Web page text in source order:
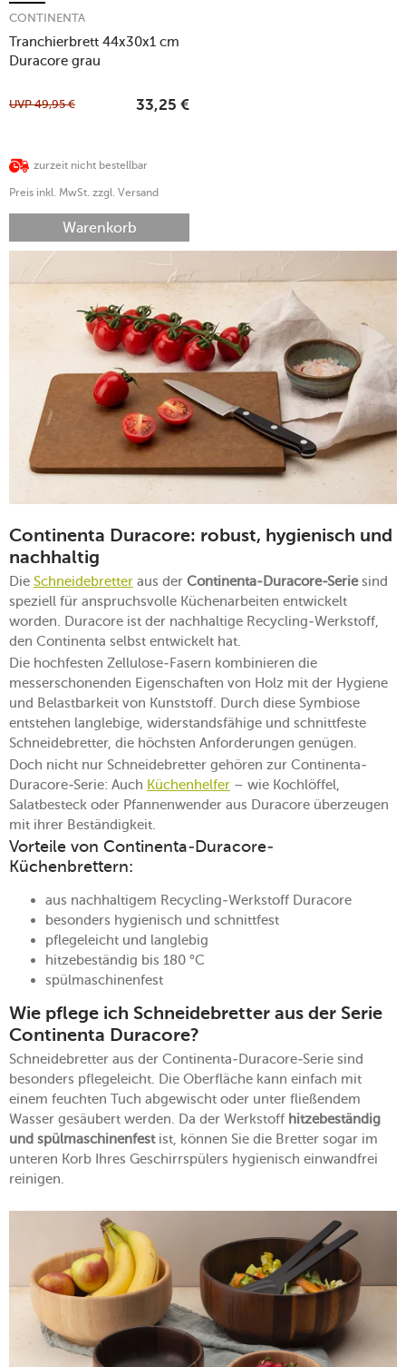
Tranchierbrett 44x30x1 cm
Duracore grau
CONTINENTA
zurzeit nicht bestellbar
UVP49,95 € 33,25 €
Preis inkl. MwSt. zzgl. Versand
Warenkorb
Continenta Duracore: robust, hygienisch und
nachhaltig
Die Schneidebretter aus der Continenta-Duracore-Seriesind
speziell für anspruchsvolle Küchenarbeiten entwickelt
worden. Duracore ist der nachhaltige Recycling-Werkstoff,
den Continenta selbst entwickelt hat.
Die hochfesten Zellulose-Fasern kombinieren die
messerschonenden Eigenschaften von Holz mit der Hygiene
und Belastbarkeit von Kunststoff. Durch diese Symbiose
entstehen langlebige, widerstandsfähige und schnittfeste
Schneidebretter, die höchsten Anforderungen genügen.
Doch nicht nur Schneidebretter gehören zur Continenta-
Duracore-Serie: Auch Küchenhelfer – wie Kochlöffel,
Salatbesteck oder Pfannenwender aus Duracore überzeugen
mit ihrer Beständigkeit.
Vorteile von Continenta-Duracore-
Küchenbrettern:
aus nachhaltigem Recycling-Werkstoff Duracore
besonders hygienisch und schnittfest
pflegeleicht und langlebig
hitzebeständig bis 180 °C
spülmaschinenfest
Wie pflege ich Schneidebretter aus der Serie
Continenta Duracore?
Schneidebretter aus der Continenta-Duracore-Serie sind
besonders pflegeleicht. Die Oberfläche kann einfach mit
einem feuchten Tuch abgewischt oder unter fließendem
Wasser gesäubert werden. Da der Werkstoff hitzebeständig
und spülmaschinenfestist, können Sie die Bretter sogar im
unteren Korb Ihres Geschirrspülers hygienisch einwandfrei
reinigen.